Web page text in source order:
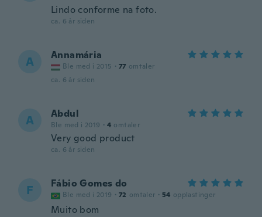
Lindo conforme na foto.
ca. 6 år siden
A Annamária
Ble med i 2015 · 77 omtaler
ca. 6 år siden
A Abdul
Ble med i 2019 · 4 omtaler
Very good product
ca. 6 år siden
F Fábio Gomes do
Ble med i 2019 · 72 omtaler · 54 opplastinger
Muito bom